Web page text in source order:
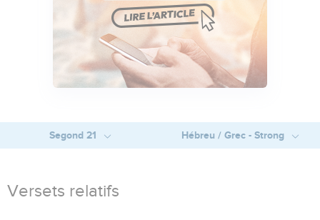
Segond 21 Hébreu / Grec - Strong
Versets relatifs